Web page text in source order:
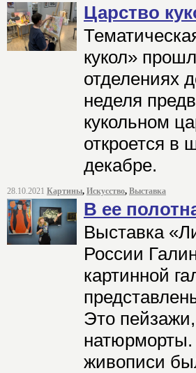
Царство
кукол»
отделениях
неделя
кукольном
откроется в
декабре.
28.10.2021 Картины, Искусство, Выставка
В ее
Выставка
России
картинной
Это
натюрморты.
живописи